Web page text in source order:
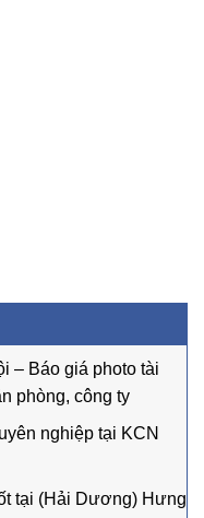
– Báo giá photo tài
phòng, công ty
nghiệp tại KCN
tại (Hải Dương) Hưng